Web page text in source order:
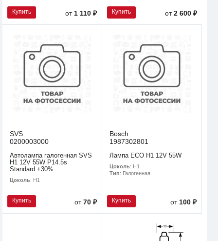
Купить от 1 110 ₽ Купить от2 600 ₽
SVS
0200003000
Автолампа галогенная SVS
H1 12V 55W P14.5s
Standard +30%
Цоколь: H1
Купить от70 ₽
Bosch
1987302801
Лампа ECO H1 12V 55W
Цоколь: H1
Тип: Галогенная
Купить от 100 ₽